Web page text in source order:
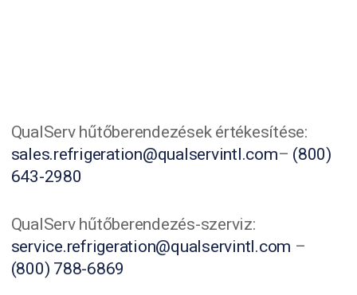
QualServ hűtőberendezések értékesítése:
sales.refrigeration@qualservintl.com– (800)
643-2980
QualServ hűtőberendezés-szerviz:
service.refrigeration@qualservintl.com –
(800) 788-6869